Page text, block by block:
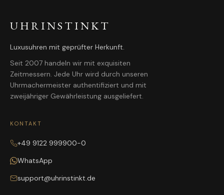
UHRINSTINKT
Luxusuhren mit geprüfter Herkunft.
Seit 2007 handeln wir mit exquisiten
Zeitmessern. Jede Uhr wird durch unseren
Uhrmachermeister authentifiziert und mit
zweijähriger Gewährleistung ausgeliefert.
KONTAKT
+49 9122 999900-0
WhatsApp
support@uhrinstinkt.de